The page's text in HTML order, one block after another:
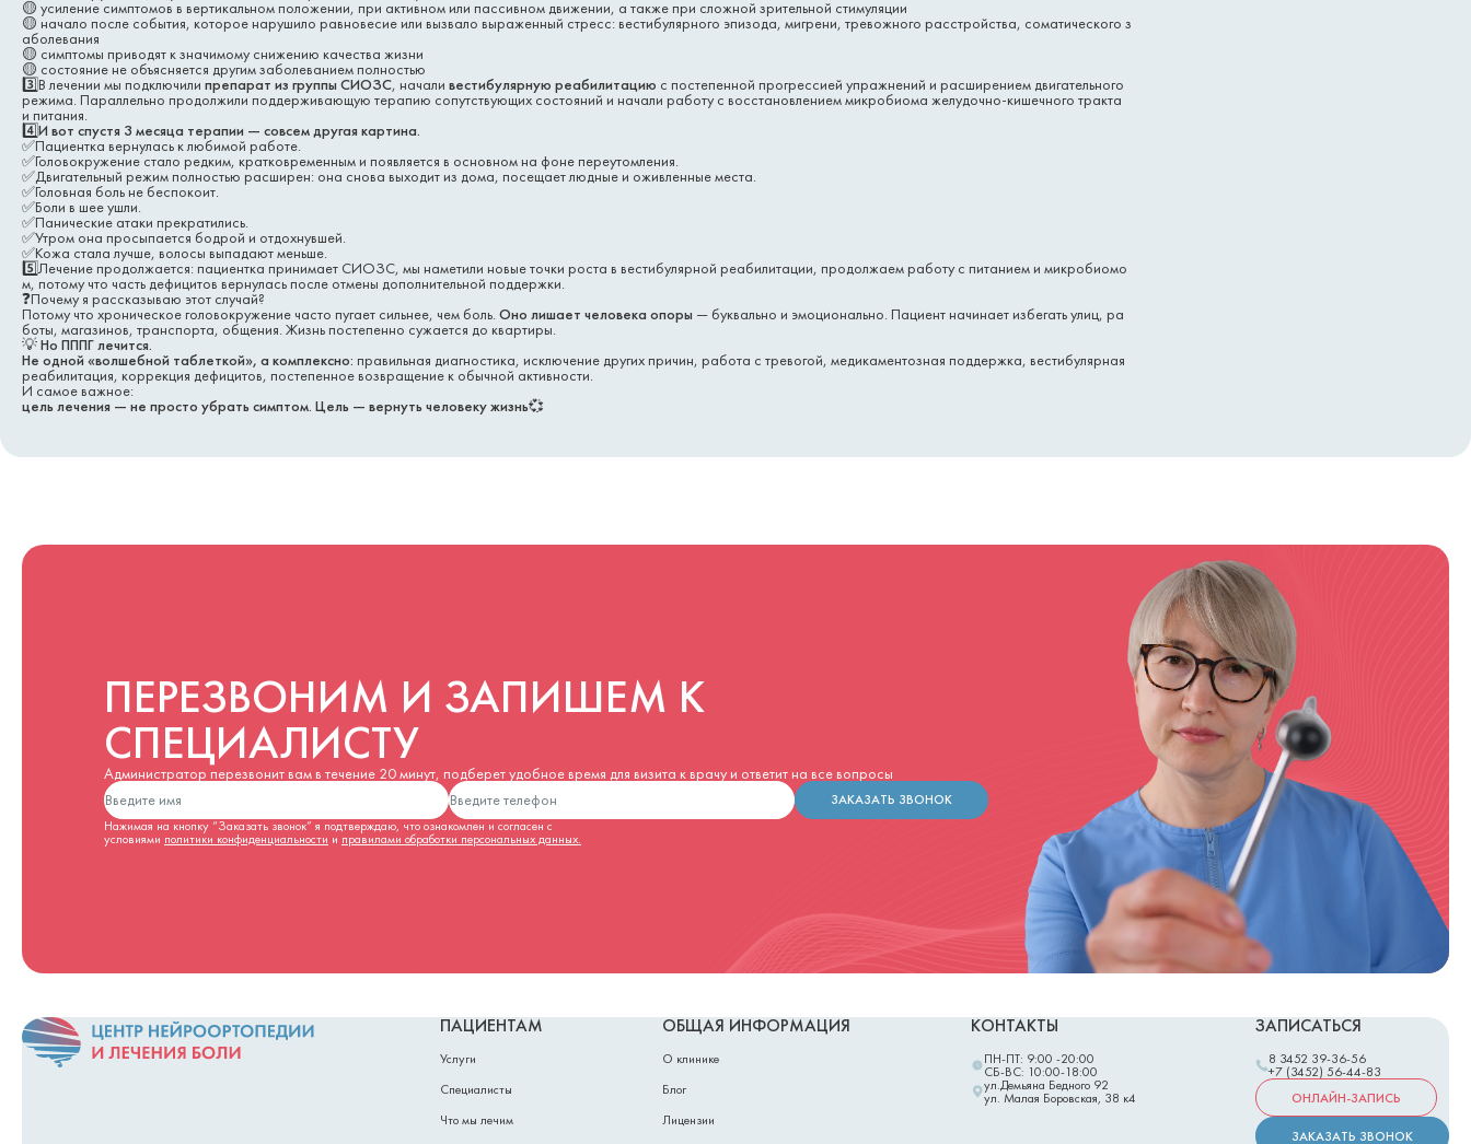
🟡 усиление симптомов в вертикальном положении, при активном или пассивном движении, а также при сложной зрительной стимуляции
🟡 начало после события, которое нарушило равновесие или вызвало выраженный стресс: вестибулярного эпизода, мигрени, тревожного расстройства, соматического з
аболевания
🟡 симптомы приводят к значимому снижению качества жизни
🟡 состояние не объясняется другим заболеванием полностью
3️⃣В лечении мы подключили препарат из группы СИОЗС, начали вестибулярную реабилитацию с постепенной прогрессией упражнений и расширением двигательного
режима. Параллельно продолжили поддерживающую терапию сопутствующих состояний и начали работу с восстановлением микробиома желудочно-кишечного тракта
и питания.
4️⃣И вот спустя 3 месяца терапии — совсем другая картина.
✅Пациентка вернулась к любимой работе.
✅Головокружение стало редким, кратковременным и появляется в основном на фоне переутомления.
✅Двигательный режим полностью расширен: она снова выходит из дома, посещает людные и оживленные места.
✅Головная боль не беспокоит.
✅Боли в шее ушли.
✅Панические атаки прекратились.
✅Утром она просыпается бодрой и отдохнувшей.
✅Кожа стала лучше, волосы выпадают меньше.
5️⃣Лечение продолжается: пациентка принимает СИОЗС, мы наметили новые точки роста в вестибулярной реабилитации, продолжаем работу с питанием и микробиомо
м, потому что часть дефицитов вернулась после отмены дополнительной поддержки.
❓Почему я рассказываю этот случай?
Потому что хроническое головокружение часто пугает сильнее, чем боль. Оно лишает человека опоры — буквально и эмоционально. Пациент начинает избегать улиц, ра
боты, магазинов, транспорта, общения. Жизнь постепенно сужается до квартиры.
💡 Но ПППГ лечится.
Не одной «волшебной таблеткой», а комплексно: правильная диагностика, исключение других причин, работа с тревогой, медикаментозная поддержка, вестибулярная
реабилитация, коррекция дефицитов, постепенное возвращение к обычной активности.
И самое важное:
цель лечения — не просто убрать симптом. Цель — вернуть человеку жизнь💞
ПЕРЕЗВОНИМ И ЗАПИШЕМ К
СПЕЦИАЛИСТУ
Администратор перезвонит вам в течение 20 минут, подберет удобное время для визита к врачу и ответит на все вопросы
ЗАКАЗАТЬ ЗВОНОК
Нажимая на кнопку “Заказать звонок” я подтверждаю, что ознакомлен и согласен с
условиями политики конфиденциальности и правилами обработки персональных данных.
ПАЦИЕНТАМ
Услуги
Специалисты
Что мы лечим
ОБЩАЯ ИНФОРМАЦИЯ
О клинике
Блог
Лицензии
КОНТАКТЫ
ПН-ПТ: 9:00 -20:00
СБ-ВС: 10:00-18:00
ул.Демьяна Бедного 92
ул. Малая Боровская, 38 к4
ЗАПИСАТЬСЯ
8 3452 39-36-56
+7 (3452) 56-44-83
ОНЛАЙН-ЗАПИСЬ
ЗАКАЗАТЬ ЗВОНОК